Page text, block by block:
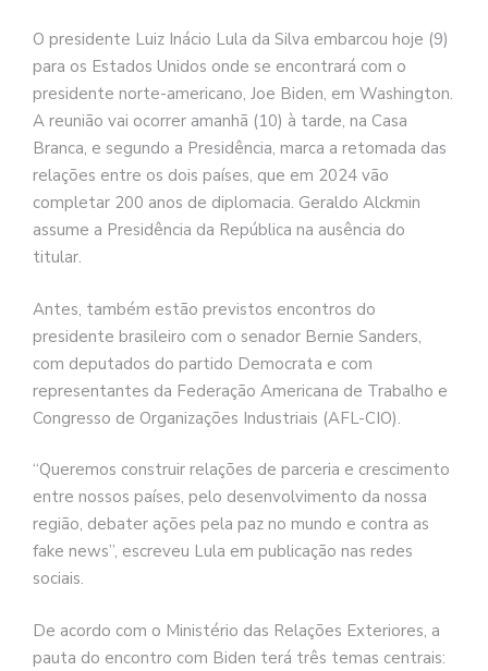
O presidente Luiz Inácio Lula da Silva embarcou hoje (9)
para os Estados Unidos onde se encontrará com o
presidente norte-americano, Joe Biden, em Washington.
A reunião vai ocorrer amanhã (10) à tarde, na Casa
Branca, e segundo a Presidência, marca a retomada das
relações entre os dois países, que em 2024 vão
completar 200 anos de diplomacia. Geraldo Alckmin
assume a Presidência da República na ausência do
titular.
Antes, também estão previstos encontros do
presidente brasileiro com o senador Bernie Sanders,
com deputados do partido Democrata e com
representantes da Federação Americana de Trabalho e
Congresso de Organizações Industriais (AFL-CIO).
“Queremos construir relações de parceria e crescimento
entre nossos países, pelo desenvolvimento da nossa
região, debater ações pela paz no mundo e contra as
fake news”, escreveu Lula em publicação nas redes
sociais.
De acordo com o Ministério das Relações Exteriores, a
pauta do encontro com Biden terá três temas centrais: